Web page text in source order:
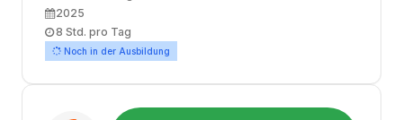
Ausbildungsbeginn
2025
Arbeitszeit
8 Std. pro Tag
Noch in der Ausbildung